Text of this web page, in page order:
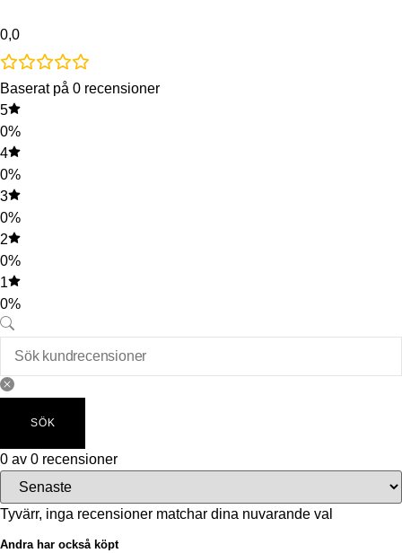
0,0
Baserat på 0 recensioner
5
0%
4
0%
3
0%
2
0%
1
0%
SÖK
0 av 0 recensioner
Tyvärr, inga recensioner matchar dina nuvarande val
Andra har också köpt